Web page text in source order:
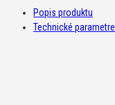
Popis produktu
Technické parametre